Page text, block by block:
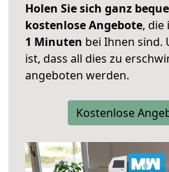
Holen Sie sich ganz
kostenlose Angebote, die
1 Minuten bei Ihnen sind.
ist, dass all dies zu
angeboten werden.
Kostenlose